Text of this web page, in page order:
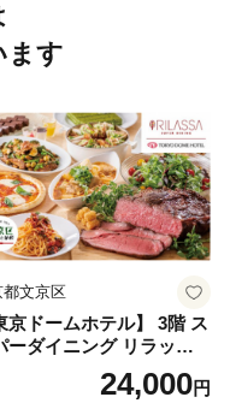
ます
都文京区
京ドームホテル】 3階 ス
ーダイニング リラッサ
チブッフェ お食事券 大
名様分 関東 東京 ご利用
24,000円